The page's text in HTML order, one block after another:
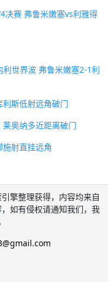
决赛 弗鲁米嫩塞vs利雅得
世界波 弗鲁米嫩塞2-1利
斯低射远角破门
奥纳多近距离破门
射直挂远角
擎整理获得，内容均来自
如有侵权请通知我们，我